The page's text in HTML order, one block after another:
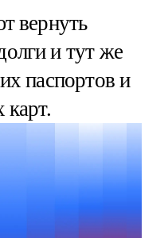
вернуть
и тут же
паспортов и
карт.